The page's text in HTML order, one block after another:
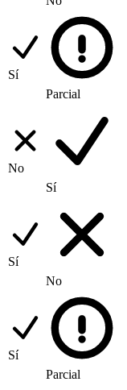
Sí
Parcial
No
Sí
Sí
No
Sí
Parcial